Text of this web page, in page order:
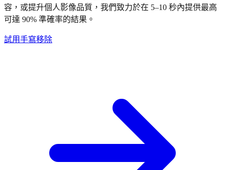
容，或提升個人影像品質，我們致力於在 5–10 秒內提供最高
可達 90% 準確率的結果。
試用手寫移除